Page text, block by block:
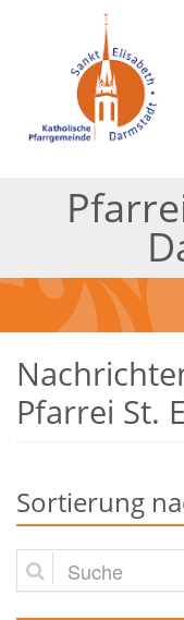
Pfarrei St.
Sortierung
Suche